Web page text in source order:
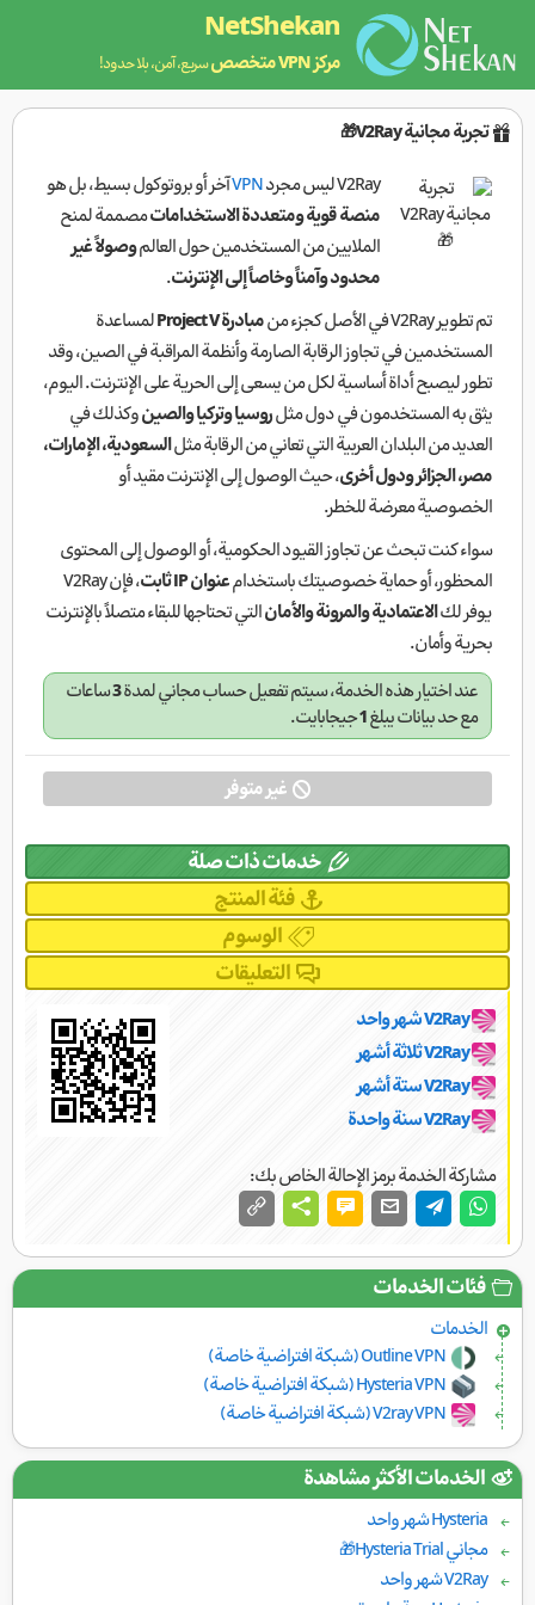
NetShekan
مركز VPN متخصص سريع، آمن، بلا حدود!
تجربة مجانية V2Ray🎁
V2Ray ليس مجرد
VPNآخر أو بروتوكول بسيط، بل هو
منصة قوية ومتعددة الاستخداماتمصممة لمنح
الملايين من المستخدمين حول العالموصولاً غير
محدود وآمناً وخاصاً إلى الإنترنت.
تم تطوير V2Ray في الأصل كجزء من
مبادرة Project V
لمساعدة
المستخدمين في تجاوز الرقابة الصارمة وأنظمة المراقبة في الصين، وقد
تطور ليصبح أداة أساسية لكل من يسعى إلى الحرية على الإنترنت. اليوم،
يثق به المستخدمون في دول مثلروسيا وتركيا والصينوكذلك في
العديد من البلدان العربية التي تعاني من الرقابة مثلالسعودية، الإمارات،
مصر، الجزائر ودول أخرى، حيث الوصول إلى الإنترنت مقيد أو
الخصوصية معرضة للخطر.
سواء كنت تبحث عن تجاوز القيود الحكومية، أو الوصول إلى المحتوى
المحظور، أو حماية خصوصيتك باستخدامعنوان IP ثابت
، فإن V2Ray
يوفر لكالاعتمادية والمرونة والأمانالتي تحتاجها للبقاء متصلاً بالإنترنت
بحرية وأمان.
عند اختيار هذه الخدمة، سيتم تفعيل حساب مجاني لمدة3ساعات
مع حد بيانات يبلغ1جيجابايت.
غير متوفر
خدمات ذات صلة
فئة المنتج
الوسوم
التعليقات
V2Ray شهر واحد
V2Ray ثلاثة أشهر
V2Ray ستة أشهر
V2Ray سنة واحدة
مشاركة الخدمة برمز الإحالة الخاص بك:
فئات الخدمات
الخدمات
Outline VPN (شبكة افتراضية خاصة)
Hysteria VPN (شبكة افتراضية خاصة)
V2ray VPN (شبكة افتراضية خاصة)
الخدمات الأكثر مشاهدة
Hysteria شهر واحد
مجاني Hysteria Trial🎁
V2Ray شهر واحد